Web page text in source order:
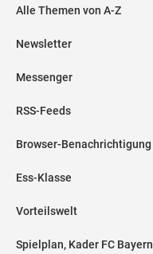
Alle Themen von A-Z
Newsletter
Messenger
RSS-Feeds
Browser-Benachrichtigung
Ess-Klasse
Vorteilswelt
Spielplan, Kader FC Bayern